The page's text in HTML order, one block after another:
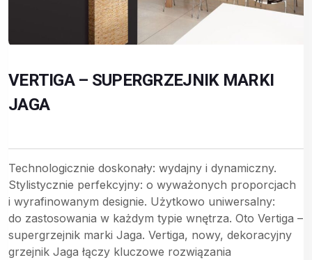
VERTIGA – SUPERGRZEJNIK MARKI
JAGA
Technologicznie doskonały: wydajny i dynamiczny.
Stylistycznie perfekcyjny: o wyważonych proporcjach
i wyrafinowanym designie. Użytkowo uniwersalny:
do zastosowania w każdym typie wnętrza. Oto Vertiga –
supergrzejnik marki Jaga. Vertiga, nowy, dekoracyjny
grzejnik Jaga łączy kluczowe rozwiązania